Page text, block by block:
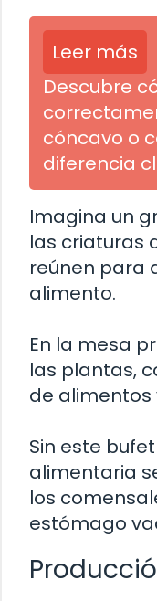
Leer más
Descubre
cóncavo o
diferencia
Imagina un
las criaturas
reúnen para
alimento.
En la mesa
las plantas,
de alimentos
Sin este
alimentaria
los
estómago